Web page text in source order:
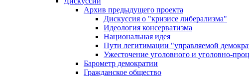
Архив предыдущего проекта
Дискуссия о "кризисе либерализма"
Идеология консерватизма
Национальная идея
Пути легитимации "управляемой
Ужесточение уголовного и уголовно-
Барометр демократии
Гражданское общество